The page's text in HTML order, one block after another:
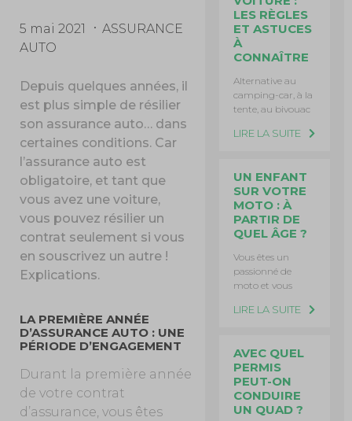
5 mai 2021
ASSURANCE
AUTO
Depuis quelques années, il
est plus simple de résilier
son assurance auto… dans
certaines conditions. Car
l’assurance auto est
obligatoire, et tant que
vous avez une voiture,
vous pouvez résilier un
contrat seulement si vous
en souscrivez un autre !
Explications.
LA PREMIÈRE ANNÉE
D’ASSURANCE AUTO : UNE
PÉRIODE D’ENGAGEMENT
Durant la première année
de votre contrat
d’assurance, vous êtes
LES RÈGLES
ET ASTUCES
À
CONNAÎTRE
Alternative au
camping-car, à la
tente, au bivouac
LIRE LA SUITE
UN ENFANT
SUR VOTRE
MOTO : À
PARTIR DE
QUEL ÂGE ?
Vous êtes un
passionné de
moto et vous
LIRE LA SUITE
AVEC QUEL
PERMIS
PEUT-ON
CONDUIRE
UN QUAD ?